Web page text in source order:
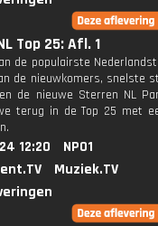
Top 25: Afl. 1
de populairste
de nieuwkomers, snelste
de nieuwe Sterren NL
terug in de Top 25 met
12:20
NPO1
Muziek.TV